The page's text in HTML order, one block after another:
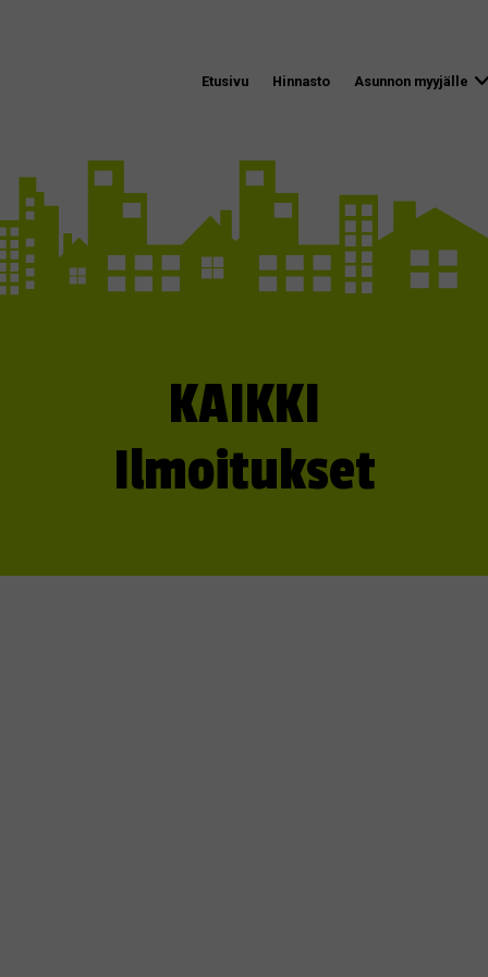
Etusivu Hinnasto Asunnon myyjälle
KAIKKI
Ilmoitukset